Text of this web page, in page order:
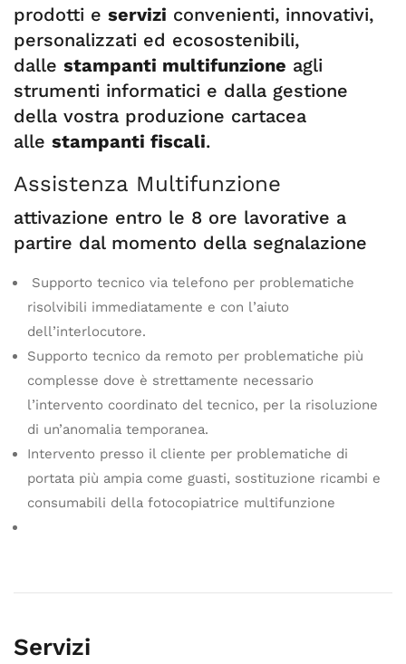
prodotti e servizi convenienti, innovativi,
personalizzati ed ecosostenibili,
dalle stampanti multifunzione agli
strumenti informatici e dalla gestione
della vostra produzione cartacea
alle stampanti fiscali.
Assistenza Multifunzione
attivazione entro le 8 ore lavorative a
partire dal momento della segnalazione
Supporto tecnico via telefono per problematiche
risolvibili immediatamente e con l’aiuto
dell’interlocutore.
Supporto tecnico da remoto per problematiche più
complesse dove è strettamente necessario
l’intervento coordinato del tecnico, per la risoluzione
di un’anomalia temporanea.
Intervento presso il cliente per problematiche di
portata più ampia come guasti, sostituzione ricambi e
consumabili della fotocopiatrice multifunzione
Servizi